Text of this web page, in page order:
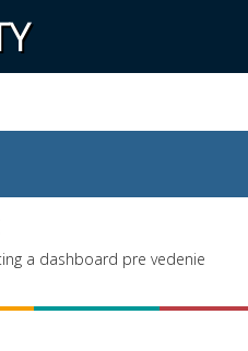
a dashboard pre vedenie